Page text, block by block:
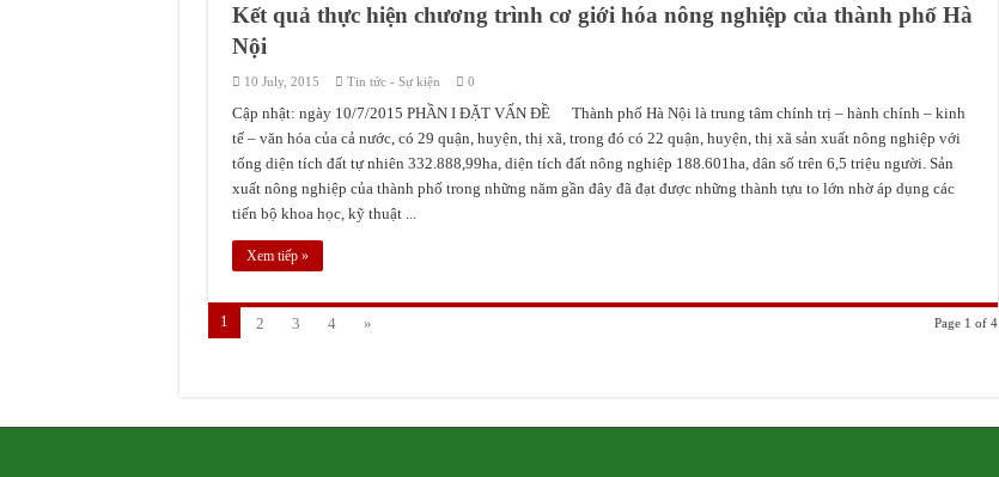
Kết quả thực hiện chương trình cơ giới hóa nông nghiệp của thành phố Hà
Nội
10 July, 2015 Tin tức - Sự kiện 0
Cập nhật: ngày 10/7/2015 PHẦN I ĐẶT VẤN ĐỀ Thành phố Hà Nội là trung tâm chính trị – hành chính – kinh
tế – văn hóa của cả nước, có 29 quận, huyện, thị xã, trong đó có 22 quận, huyện, thị xã sản xuất nông nghiệp với
tổng diện tích đất tự nhiên 332.888,99ha, diện tích đất nông nghiệp 188.601ha, dân số trên 6,5 triệu người. Sản
xuất nông nghiệp của thành phố trong những năm gần đây đã đạt được những thành tựu to lớn nhờ áp dụng các
tiến bộ khoa học, kỹ thuật ...
Xem tiếp »
Page 1 of 4
1 2 3 4 »